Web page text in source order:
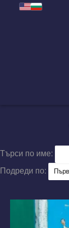
Търси по име:
Подреди по: